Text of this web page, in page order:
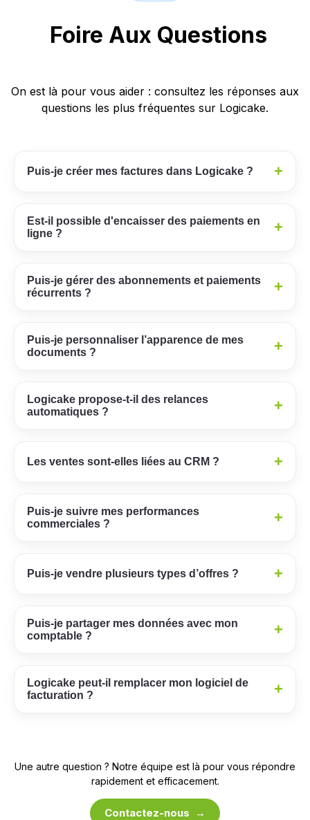
Foire Aux Questions
On est là pour vous aider : consultez les réponses aux
questions les plus fréquentes sur Logicake.
Puis-je créer mes factures dans Logicake ? +
Est-il possible d'encaisser des paiements en
ligne ?
+
Puis-je gérer des abonnements et paiements
récurrents ?
+
Puis-je personnaliser l’apparence de mes
documents ?
+
Logicake propose-t-il des relances
automatiques ?
+
Les ventes sont-elles liées au CRM ? +
Puis-je suivre mes performances
commerciales ?
+
Puis-je vendre plusieurs types d’offres ? +
Puis-je partager mes données avec mon
comptable ?
+
Logicake peut-il remplacer mon logiciel de
facturation ?
+
Une autre question ? Notre équipe est là pour vous répondre
rapidement et efficacement.
Contactez-nous →